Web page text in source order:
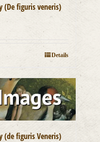
(De figuris veneris)
Details
(de figuris Veneris)